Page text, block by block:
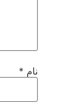
نام *